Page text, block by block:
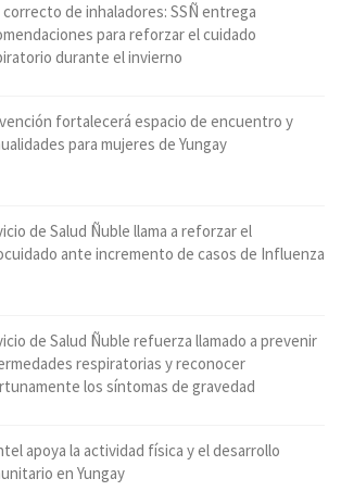
correcto de inhaladores: SSÑ entrega
para reforzar el cuidado
durante el invierno
fortalecerá espacio de encuentro y
para mujeres de Yungay
de Salud Ñuble llama a reforzar el
ante incremento de casos de Influenza
de Salud Ñuble refuerza llamado a prevenir
respiratorias y reconocer
los síntomas de gravedad
apoya la actividad física y el desarrollo
en Yungay